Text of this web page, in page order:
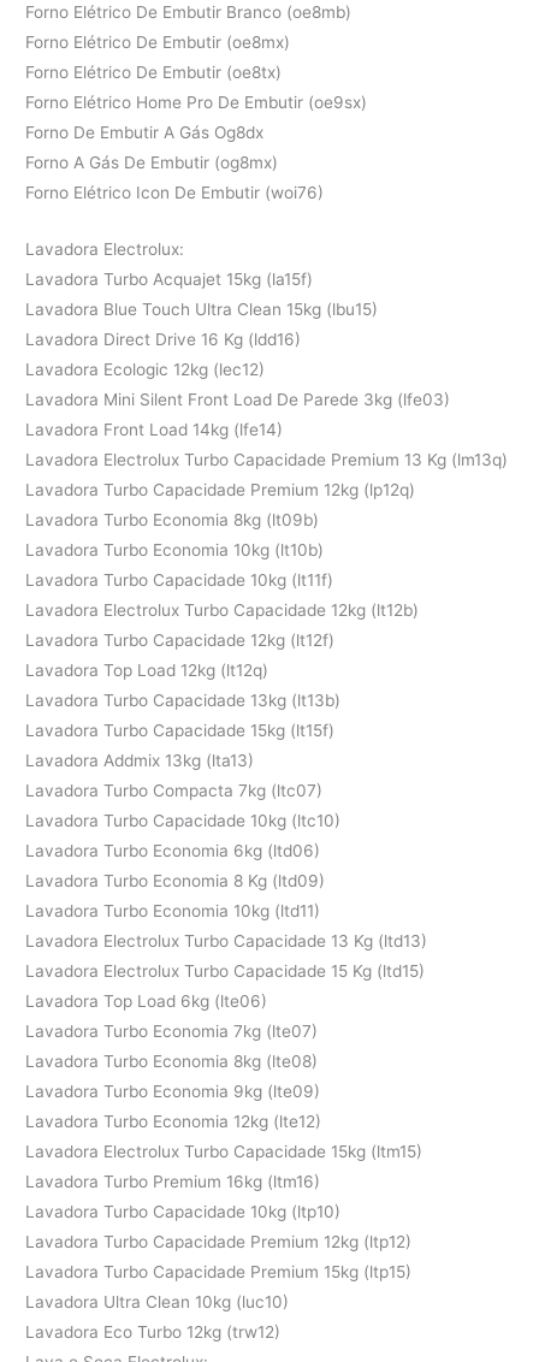
Forno Elétrico De Embutir Branco (oe8mb)
Forno Elétrico De Embutir (oe8mx)
Forno Elétrico De Embutir (oe8tx)
Forno Elétrico Home Pro De Embutir (oe9sx)
Forno De Embutir A Gás Og8dx
Forno A Gás De Embutir (og8mx)
Forno Elétrico Icon De Embutir (woi76)
Lavadora Electrolux:
Lavadora Turbo Acquajet 15kg (la15f)
Lavadora Blue Touch Ultra Clean 15kg (lbu15)
Lavadora Direct Drive 16 Kg (ldd16)
Lavadora Ecologic 12kg (lec12)
Lavadora Mini Silent Front Load De Parede 3kg (lfe03)
Lavadora Front Load 14kg (lfe14)
Lavadora Electrolux Turbo Capacidade Premium 13 Kg (lm13q)
Lavadora Turbo Capacidade Premium 12kg (lp12q)
Lavadora Turbo Economia 8kg (lt09b)
Lavadora Turbo Economia 10kg (lt10b)
Lavadora Turbo Capacidade 10kg (lt11f)
Lavadora Electrolux Turbo Capacidade 12kg (lt12b)
Lavadora Turbo Capacidade 12kg (lt12f)
Lavadora Top Load 12kg (lt12q)
Lavadora Turbo Capacidade 13kg (lt13b)
Lavadora Turbo Capacidade 15kg (lt15f)
Lavadora Addmix 13kg (lta13)
Lavadora Turbo Compacta 7kg (ltc07)
Lavadora Turbo Capacidade 10kg (ltc10)
Lavadora Turbo Economia 6kg (ltd06)
Lavadora Turbo Economia 8 Kg (ltd09)
Lavadora Turbo Economia 10kg (ltd11)
Lavadora Electrolux Turbo Capacidade 13 Kg (ltd13)
Lavadora Electrolux Turbo Capacidade 15 Kg (ltd15)
Lavadora Top Load 6kg (lte06)
Lavadora Turbo Economia 7kg (lte07)
Lavadora Turbo Economia 8kg (lte08)
Lavadora Turbo Economia 9kg (lte09)
Lavadora Turbo Economia 12kg (lte12)
Lavadora Electrolux Turbo Capacidade 15kg (ltm15)
Lavadora Turbo Premium 16kg (ltm16)
Lavadora Turbo Capacidade 10kg (ltp10)
Lavadora Turbo Capacidade Premium 12kg (ltp12)
Lavadora Turbo Capacidade Premium 15kg (ltp15)
Lavadora Ultra Clean 10kg (luc10)
Lavadora Eco Turbo 12kg (trw12)